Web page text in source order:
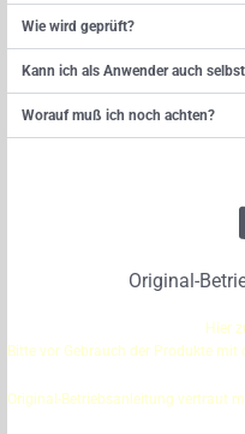
Wie wird geprüft?
Kann ich als Anwender auch
Worauf muß ich noch achten?
Original-
Hier
Bitte vor Gebrauch der Produkte mit
Original-Betriebsanleitung vertraut